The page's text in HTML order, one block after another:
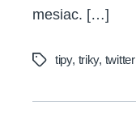
mesiac. […]
Tagstipy, triky, twitter